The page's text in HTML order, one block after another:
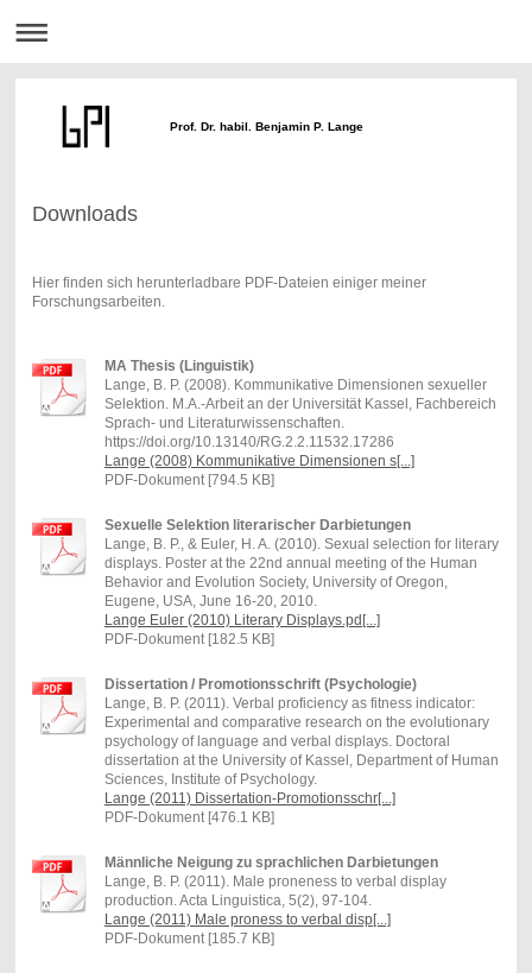
Prof. Dr. habil. Benjamin P. Lange
Downloads
Hier finden sich herunterladbare PDF-Dateien einiger meiner
Forschungsarbeiten.
MA Thesis (Linguistik)
Lange, B. P. (2008). Kommunikative Dimensionen sexueller
Selektion. M.A.-Arbeit an der Universität Kassel, Fachbereich
Sprach- und Literaturwissenschaften.
https://doi.org/10.13140/RG.2.2.11532.17286
Lange (2008) Kommunikative Dimensionen s[...]
PDF-Dokument [794.5 KB]
Sexuelle Selektion literarischer Darbietungen
Lange, B. P., & Euler, H. A. (2010). Sexual selection for literary
displays. Poster at the 22nd annual meeting of the Human
Behavior and Evolution Society, University of Oregon,
Eugene, USA, June 16-20, 2010.
Lange Euler (2010) Literary Displays.pd[...]
PDF-Dokument [182.5 KB]
Dissertation / Promotionsschrift (Psychologie)
Lange, B. P. (2011). Verbal proficiency as fitness indicator:
Experimental and comparative research on the evolutionary
psychology of language and verbal displays. Doctoral
dissertation at the University of Kassel, Department of Human
Sciences, Institute of Psychology.
Lange (2011) Dissertation-Promotionsschr[...]
PDF-Dokument [476.1 KB]
Männliche Neigung zu sprachlichen Darbietungen
Lange, B. P. (2011). Male proneness to verbal display
production. Acta Linguistica, 5(2), 97-104.
Lange (2011) Male proness to verbal disp[...]
PDF-Dokument [185.7 KB]